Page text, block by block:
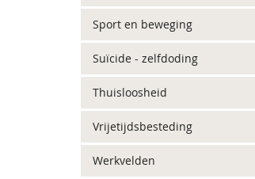
Sport en beweging
Suïcide - zelfdoding
Thuisloosheid
Vrijetijdsbesteding
Werkvelden